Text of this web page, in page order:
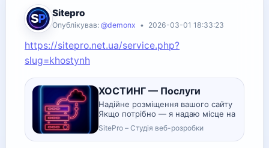
Sitepro
Опублікував: @demonx • 2026-03-01 18:33:23
https://sitepro.net.ua/service.php?
slug=khostynh
ХОСТИНГ — Послуги
Надійне розміщення вашого сайту
Якщо потрібно — я надаю місце на
сервері для вашого сайту. Це
зручно, якщо ви хочете, щоб
технічна частина була під
SitePro – Студія веб-розробки